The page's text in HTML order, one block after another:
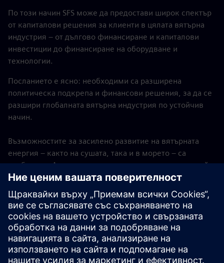
По този начин SFS може да предостави широк спектър
от капиталови решения за клиенти в цялата вятърна
индустрия – от дългово финансиране и капиталови
инвестиции до финансиране на оборудване и
технологии.
Посланието е ясно: необходими са разширена
политическа подкрепа и финансови решения, за да се
разшири глобалната вятърна индустрия по устойчив
начин.
Възможностите за засилено развитие на вятърната
енергия – както на сушата, така и в морето – са
изобилни в Америка, регион, включващ някои от най-
големите пазари на вятърна енергия в света.
SFS признава значението на инвестирането във
вятърна енергия и очакваме с нетърпение да
продължим усилията си за финансиране на устойчиви
стратегии за нейното разпространение.
Както винаги, насърчаваме и други кредитори да